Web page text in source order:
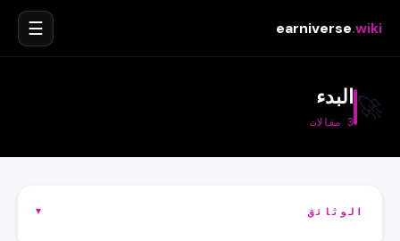
earniverse.wiki
☰
🚀 البدء
3 مقالات
الوثائق ▾